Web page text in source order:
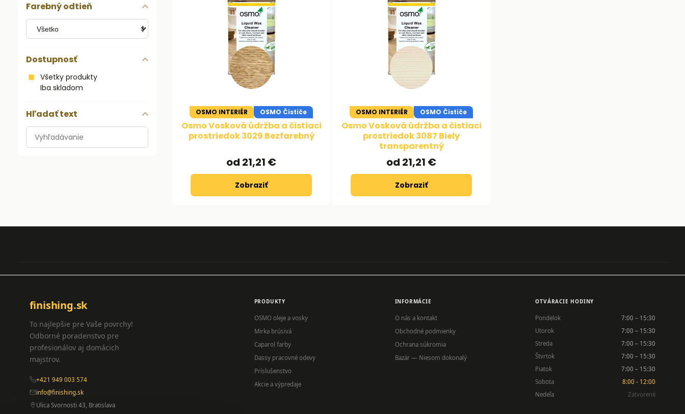
OSMO INTERIÉR OSMO Čističe
Osmo Vosková údržba a čistiaci
prostriedok 3029 Bezfarebný
od 21,21 €
Zobraziť
OSMO INTERIÉR OSMO Čističe
Osmo Vosková údržba a čistiaci
prostriedok 3087 Biely
transparentný
od 21,21 €
Zobraziť
Farebný odtieň
Dostupnosť
Všetky produkty
Iba skladom
Hľadať text
Prehľadať
výsledky
finishing.sk
To najlepšie pre Vaše povrchy!
Odborné poradenstvo pre
profesionálov aj domácich
majstrov.
+421 949 003 574
info@finishing.sk
Ulica Svornosti 43, Bratislava
PRODUKTY
OSMO oleje a vosky
Mirka brúsivá
Caparol farby
Dassy pracovné odevy
Príslušenstvo
Akcie a výpredaje
INFORMÁCIE
O nás a kontakt
Obchodné podmienky
Ochrana súkromia
Bazár — Niesom dokonalý
OTVÁRACIE HODINY
Pondelok
7:00 – 15:30
Utorok
7:00 – 15:30
Streda
7:00 – 15:30
Štvrtok
7:00 – 15:30
Piatok
7:00 – 15:30
Sobota
8:00 - 12:00
Nedeľa
Zatvorené